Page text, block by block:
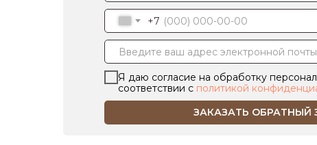
+7
Я даю согласие на обработку
соответствии с политикой
ЗАКАЗАТЬ ОБРАТНЫЙ